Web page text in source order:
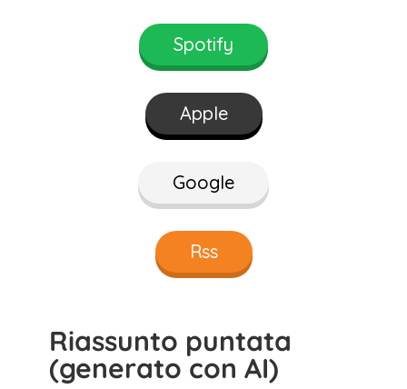
Spotify
Apple
Google
Rss
Riassunto puntata
(generato con AI)